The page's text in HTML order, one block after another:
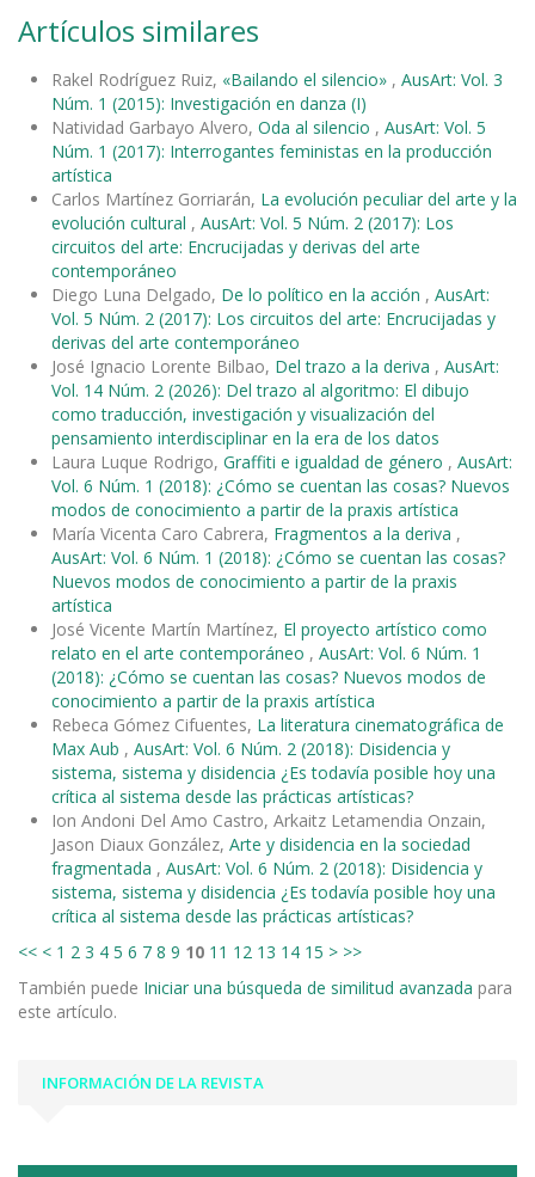
Artículos similares
Rakel Rodríguez Ruiz, «Bailando el silencio» , AusArt: Vol. 3
Núm. 1 (2015): Investigación en danza (I)
Natividad Garbayo Alvero, Oda al silencio , AusArt: Vol. 5
Núm. 1 (2017): Interrogantes feministas en la producción
artística
Carlos Martínez Gorriarán, La evolución peculiar del arte y la
evolución cultural , AusArt: Vol. 5 Núm. 2 (2017): Los
circuitos del arte: Encrucijadas y derivas del arte
contemporáneo
Diego Luna Delgado, De lo político en la acción , AusArt:
Vol. 5 Núm. 2 (2017): Los circuitos del arte: Encrucijadas y
derivas del arte contemporáneo
José Ignacio Lorente Bilbao, Del trazo a la deriva , AusArt:
Vol. 14 Núm. 2 (2026): Del trazo al algoritmo: El dibujo
como traducción, investigación y visualización del
pensamiento interdisciplinar en la era de los datos
Laura Luque Rodrigo, Graffiti e igualdad de género , AusArt:
Vol. 6 Núm. 1 (2018): ¿Cómo se cuentan las cosas? Nuevos
modos de conocimiento a partir de la praxis artística
María Vicenta Caro Cabrera, Fragmentos a la deriva ,
AusArt: Vol. 6 Núm. 1 (2018): ¿Cómo se cuentan las cosas?
Nuevos modos de conocimiento a partir de la praxis
artística
José Vicente Martín Martínez, El proyecto artístico como
relato en el arte contemporáneo , AusArt: Vol. 6 Núm. 1
(2018): ¿Cómo se cuentan las cosas? Nuevos modos de
conocimiento a partir de la praxis artística
Rebeca Gómez Cifuentes, La literatura cinematográfica de
Max Aub , AusArt: Vol. 6 Núm. 2 (2018): Disidencia y
sistema, sistema y disidencia ¿Es todavía posible hoy una
crítica al sistema desde las prácticas artísticas?
Ion Andoni Del Amo Castro, Arkaitz Letamendia Onzain,
Jason Diaux González, Arte y disidencia en la sociedad
fragmentada , AusArt: Vol. 6 Núm. 2 (2018): Disidencia y
sistema, sistema y disidencia ¿Es todavía posible hoy una
crítica al sistema desde las prácticas artísticas?
<< < 1 2 3 4 5 6 7 8 9 10 11 12 13 14 15 > >>
También puede Iniciar una búsqueda de similitud avanzada para
este artículo.
INFORMACIÓN DE LA REVISTA